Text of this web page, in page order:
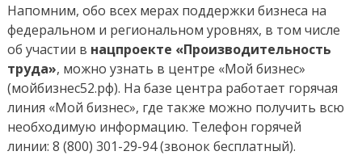
Напомним, обо всех мерах поддержки бизнеса на
федеральном и региональном уровнях, в том числе
об участии в нацпроекте «Производительность
труда», можно узнать в центре «Мой бизнес»
(мойбизнес52.рф). На базе центра работает горячая
линия «Мой бизнес», где также можно получить всю
необходимую информацию. Телефон горячей
линии: 8 (800) 301-29-94(звонок бесплатный).